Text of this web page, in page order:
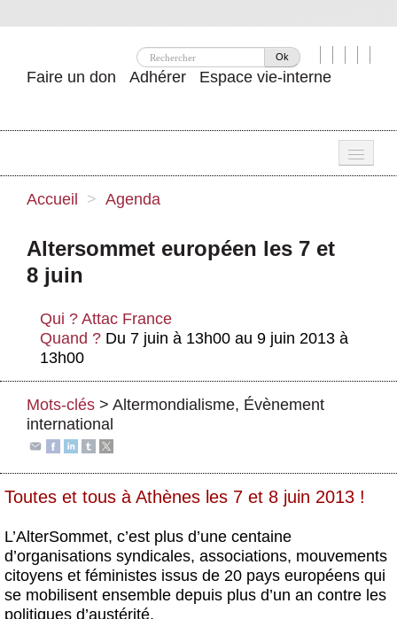
Ok
Faire un don Adhérer Espace vie-interne
Nos idées
Publications
Actus et médias
Boutique
Accueil > Agenda
Altersommet européen les 7 et
8 juin
Qui ? Attac France
Quand ? Du 7 juin à 13h00 au 9 juin 2013 à
13h00
Mots-clés > Altermondialisme, Évènement
international
Toutes et tous à Athènes les 7 et 8 juin 2013 !
L’AlterSommet, c’est plus d’une centaine
d’organisations syndicales, associations, mouvements
citoyens et féministes issus de 20 pays européens qui
se mobilisent ensemble depuis plus d’un an contre les
politiques d’austérité.